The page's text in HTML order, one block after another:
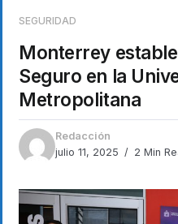
SEGURIDAD
Monterrey
Seguro en la
Metropolitana
Redacción
julio 11, 2025
2 Min